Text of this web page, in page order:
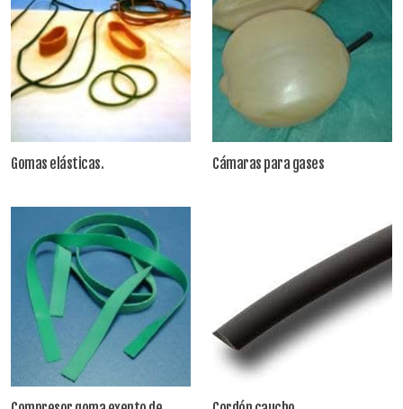
Gomas elásticas. Cámaras para gases